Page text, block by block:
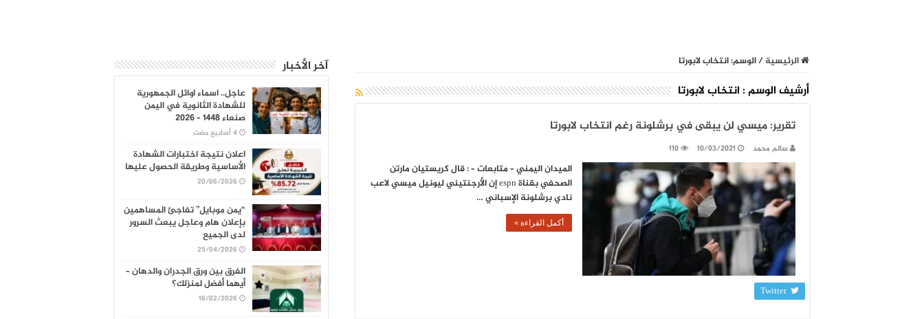
الرئيسية/الوسم:انتخاب لابورتا
أرشيف الوسم : انتخاب لابورتا
تقرير: ميسي لن يبقى في برشلونة رغم انتخاب لابورتا
سالم محمد 10/03/2021
110
الميدان اليمني – متابعات – : قال كريستيان مارتن
الصحفي بقناة espn إن الأرجنتيني ليونيل ميسي لاعب
نادي برشلونة الإسباني …
أكمل القراءة »
Twitter
آخر الأخبار
عاجل.. اسماء اوائل الجمهورية
للشهادة الثانوية في اليمن
صنعاء 1448 – 2026
اعلان نتيجة اختبارات الشهادة
الأساسية وطريقة الحصول عليها
20/06/2026
“يمن موبايل” تفاجئ المساهمين
بإعلان هام وعاجل يبعث السرور
لدى الجميع
25/04/2026
الفرق بين ورق الجدران والدهان –
أيهما أفضل لمنزلك؟
16/02/2026